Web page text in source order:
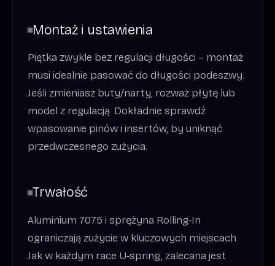
Montaż i ustawienia
Piętka zwykle bez regulacji długości – montaż
musi idealnie pasować do długości podeszwy.
Jeśli zmieniasz buty/narty, rozważ płytę lub
model z regulacją. Dokładnie sprawdź
wpasowanie pinów i insertów, by uniknąć
przedwczesnego zużycia.
Trwałość
Aluminium 7075 i sprężyna Rolling‑In
ograniczają zużycie w kluczowych miejscach.
Jak w każdym race U‑spring, zalecana jest